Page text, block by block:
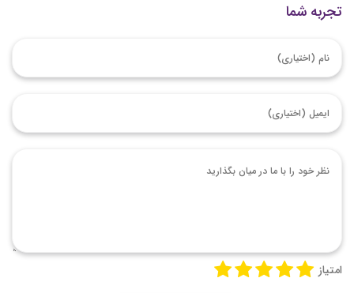
تجربه شما
امتیاز